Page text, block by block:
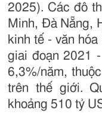
2025). Các đô
Minh, Đà Nẵng,
kinh tế - văn
giai đoạn 2021
6,3%/năm,
trên thế giới.
khoảng 510 tỷ